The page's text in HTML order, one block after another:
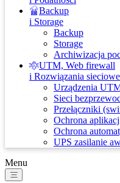
Backup
i Storage
Backup
Storage
Archiwizacja
UTM, Web firewall
i Rozwiązania sieciowe
Urządzenia
Sieci
Przełączniki
Ochrona
Ochrona
UPS zasilanie
Menu